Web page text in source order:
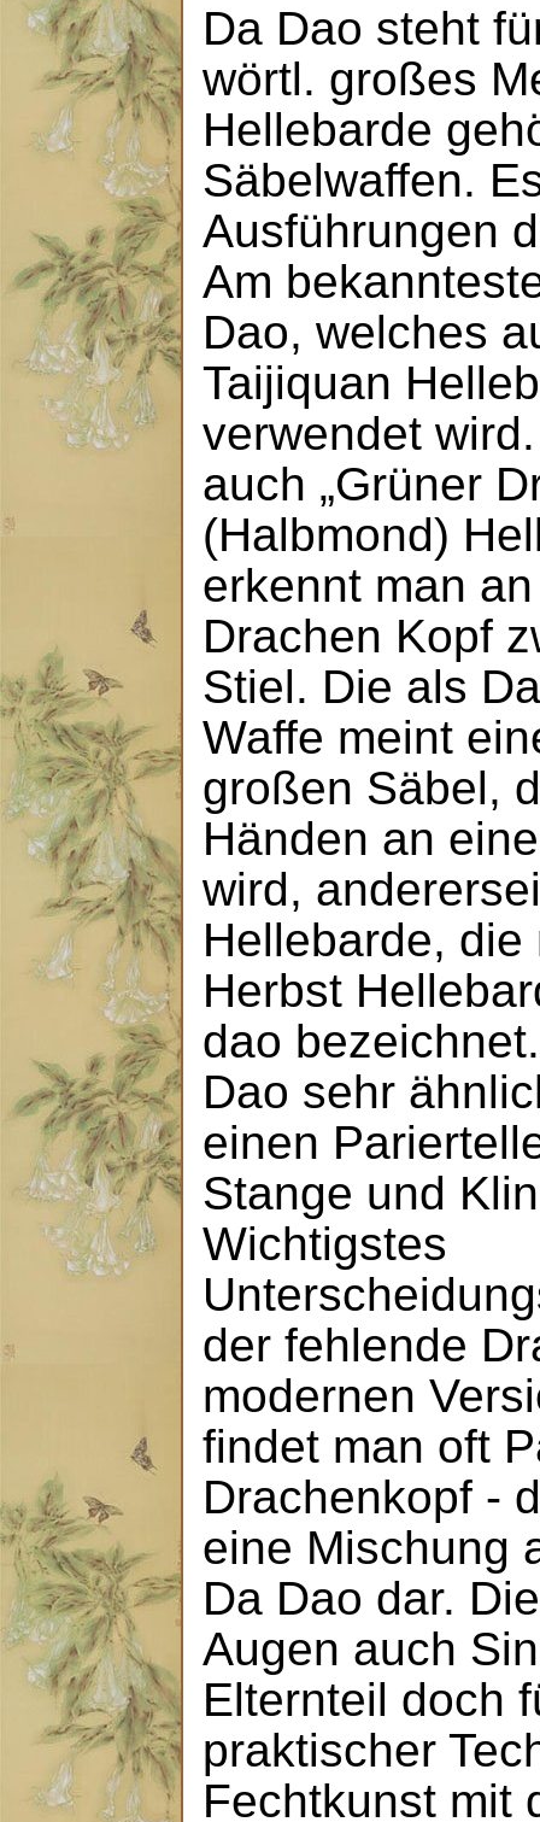
Da Dao steht
wörtl. großes
Hellebarde
Säbelwaffen.
Ausführungen
Am
Dao, welches
Taijiquan
verwendet
auch „Grüner
(Halbmond)
erkennt man
Drachen Kopf
Stiel. Die als
Waffe meint
großen Säbel,
Händen an
wird,
Hellebarde,
Herbst
dao
Dao sehr
einen
Stange und
Wichtigstes
der fehlende
modernen
findet man oft
Drachenkopf -
eine Mischung
Da Dao dar.
Augen auch
Elternteil doch
praktischer
Fechtkunst mit